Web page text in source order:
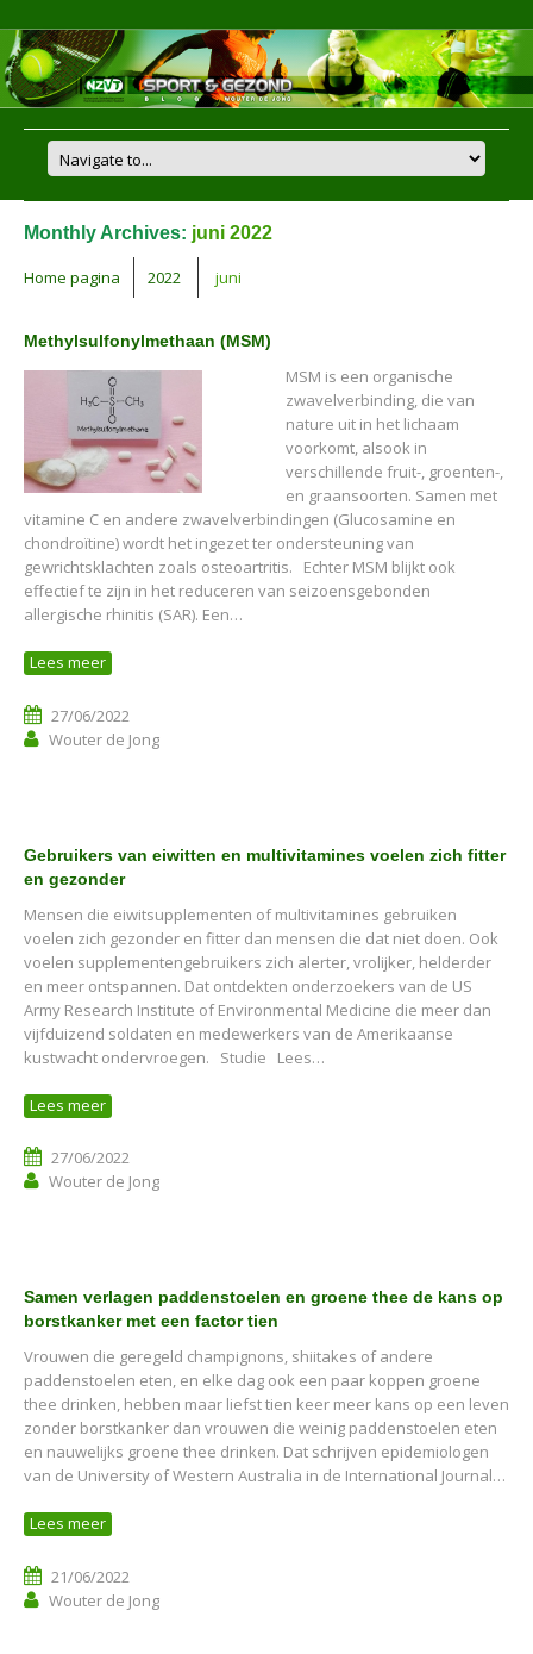
Monthly Archives: juni 2022
Home pagina 2022 juni
Methylsulfonylmethaan (MSM)
MSM is een organische
zwavelverbinding, die van
nature uit in het lichaam
voorkomt, alsook in
verschillende fruit-, groenten-,
en graansoorten. Samen met
vitamine C en andere zwavelverbindingen (Glucosamine en
chondroïtine) wordt het ingezet ter ondersteuning van
gewrichtsklachten zoals osteoartritis. Echter MSM blijkt ook
effectief te zijn in het reduceren van seizoensgebonden
allergische rhinitis (SAR). Een…
Lees meer
27/06/2022
Wouter de Jong
Gebruikers van eiwitten en multivitamines voelen zich fitter
en gezonder
Mensen die eiwitsupplementen of multivitamines gebruiken
voelen zich gezonder en fitter dan mensen die dat niet doen. Ook
voelen supplementengebruikers zich alerter, vrolijker, helderder
en meer ontspannen. Dat ontdekten onderzoekers van de US
Army Research Institute of Environmental Medicine die meer dan
vijfduizend soldaten en medewerkers van de Amerikaanse
kustwacht ondervroegen. Studie Lees…
Lees meer
27/06/2022
Wouter de Jong
Samen verlagen paddenstoelen en groene thee de kans op
borstkanker met een factor tien
Vrouwen die geregeld champignons, shiitakes of andere
paddenstoelen eten, en elke dag ook een paar koppen groene
thee drinken, hebben maar liefst tien keer meer kans op een leven
zonder borstkanker dan vrouwen die weinig paddenstoelen eten
en nauwelijks groene thee drinken. Dat schrijven epidemiologen
van de University of Western Australia in de International Journal…
Lees meer
21/06/2022
Wouter de Jong